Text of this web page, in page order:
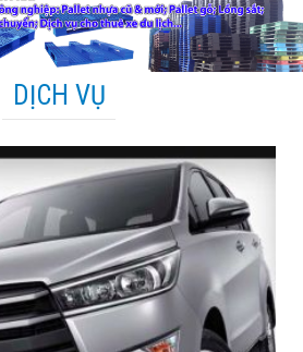
DỊCH VỤ